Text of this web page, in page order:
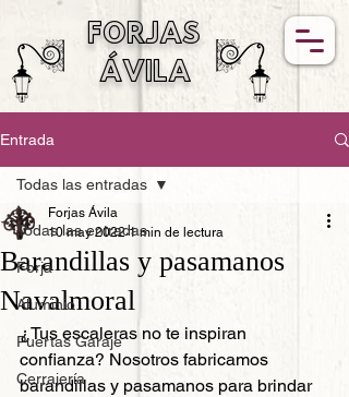
FORJAS
ÁVILA
Entrada
Todas las entradas
Forja
Aluminio
Puertas Garaje
Cerrajería
Todas las entradas
Barandillas y pasamanos
Navalmoral
Forjas Ávila
10 may 2022 1 min de lectura
¿Tus escaleras no te inspiran
confianza? Nosotros fabricamos
barandillas y pasamanos para brindar